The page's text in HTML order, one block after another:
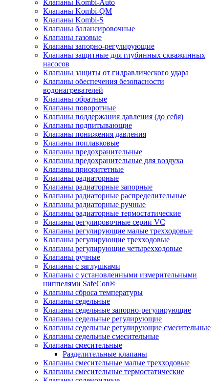
Клапаны Kombi-Auto
Клапаны Kombi-QM
Клапаны Kombi-S
Клапаны балансировочные
Клапаны газовые
Клапаны запорно-регулирующие
Клапаны защитные для глубинных скважинных
насосов
Клапаны защиты от гидравлического удара
Клапаны обеспечения безопасности
водонагревателей
Клапаны обратные
Клапаны поворотные
Клапаны поддержания давления (до себя)
Клапаны подпитывающие
Клапаны понижения давления
Клапаны поплавковые
Клапаны предохранительные
Клапаны предохранительные для воздуха
Клапаны приоритетные
Клапаны радиаторные
Клапаны радиаторные запорные
Клапаны радиаторные распределительные
Клапаны радиаторные ручные
Клапаны радиаторные термостатические
Клапаны регулировочные серии VC
Клапаны регулирующие малые трехходовые
Клапаны регулирующие трехходовые
Клапаны регулирующие четырехходовые
Клапаны ручные
Клапаны с заглушками
Клапаны с установленными измерительными
ниппелями SafeCon®
Клапаны сброса температуры
Клапаны седельные
Клапаны седельные запорно-регулирующие
Клапаны седельные регулирующие
Клапаны седельные регулирующие смесительные
Клапаны седельные смесительные
Клапаны смесительные
Разделительные клапаны
Клапаны смесительные малые трехходовые
Клапаны смесительные термостатические